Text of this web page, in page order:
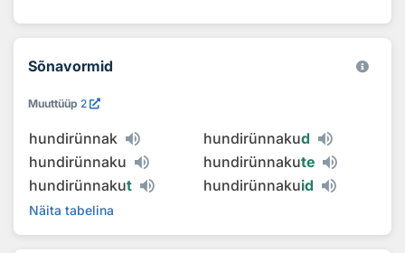
Sõnavormid
Muuttüüp 2
hundirünnak hundirünnakud
hundirünnaku
hundirünnakute
hundirünnakut hundirünnakuid
Näita tabelina